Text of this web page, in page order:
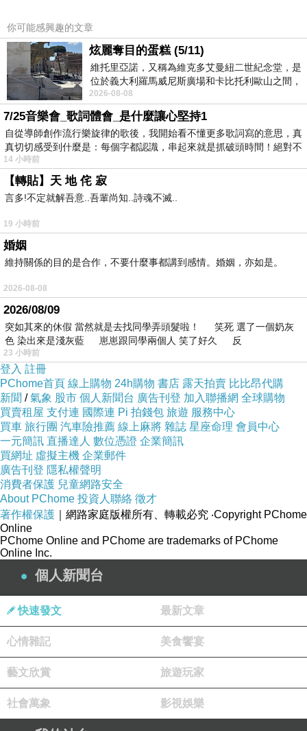
你可能感興趣的文章
炫麗奪目的蛋糕 (5/11)
維托里亞諾，又稱為維克多艾曼紐二世紀念堂，是
位於義大利羅馬威尼斯廣場和卡比托利歐山之間，
用以紀念統一義大利統一後的的第一位國
2026-08-08
7/25音樂會_歌詞體會_是什麼讓心堅持1
自從導師創作流行樂旋律的歌後，我開始看不懂更多歌詞寫的意思，真
真切切感受到什麼是：每個字都認識，串起來就是抓破頭時間！絕對不
14 小時前
【轉貼】天 地 侘 寂
言多!不定就解吾意..吾輩尚知..詩魂不滅..
19 小時前
婚姻
維持關係的目的是合作，不要什麼事都講到感情。婚姻，亦如是。
2026-08-08
2026/08/09
突如其來的休假 當然就是去找同學弄頭髮啦！ 笑死 選了一個奶灰
色 染出來是淺灰藍 崽崽跟同學兩個人 笑了好久 反
23 小時前
登入 註冊
PChome首頁 線上購物 24h購物 書店 露天拍賣 比比昂代購
新聞 /氣象 股市 個人新聞台 廣告刊登 加入聯播網 全球購物
買賣租屋 支付連 國際連 Pi 拍錢包 旅遊 服務中心
買車 旅行團 汽車險推薦 線上麻將 雜誌 星座命理 會員中心
一元簡訊 直播達人 數位憑證 企業簡訊
買網址 虛擬主機 企業郵件
廣告刊登 隱私權聲明
消費者保護 兒童網路安全
About PChome 投資人聯絡 徵才
著作權保護 ｜網路家庭版權所有、轉載必究 ‧Copyright PChome
Online
PChome Online and PChome are trademarks of PChome
Online Inc.
個人新聞台
快速發文 最新文章
心情雜記 美食饗宴
藝文欣賞 旅遊玩家
社會萬象 影視娛樂